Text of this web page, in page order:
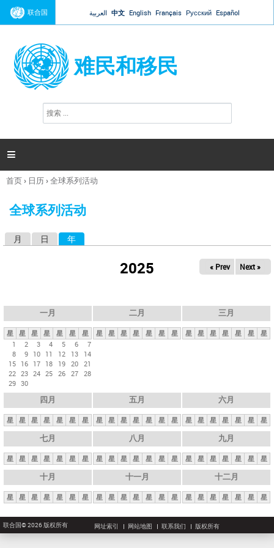
Jump to navigation
联合国 العربية 中文 English Français Русский Español
难民和移民
搜
索

你
这
首页› 日历›全球系列活动
全球系列活动
月 日 年
2025 « Prev Next »
一月
星 星 星 星 星 星
星
1
2 3 4 5 6
7
8
9 10 11 12 13
14
15 16 17 18 19 20 21
22 23 24 25 26 27 28
29 30
二月
星 星 星 星 星 星 星
三月
星 星 星 星 星 星 星
四月
星 星 星 星 星 星 星
五月
星 星 星 星 星 星 星
六月
星 星 星 星 星 星 星
七月
星 星 星 星 星 星 星
八月
星 星 星 星 星 星 星
九月
星 星 星 星 星 星 星
十月
星 星 星 星 星 星 星
十一月
星 星 星 星 星 星 星
十二月
星 星 星 星 星 星 星
联合国© 2026 版权所有 网址索引 网站地图 联系我们 版权所有